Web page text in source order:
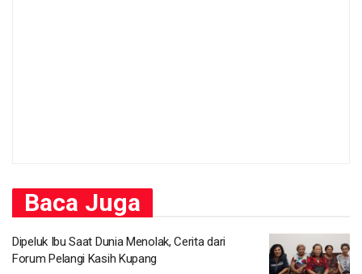
Baca Juga
Dipeluk Ibu Saat Dunia Menolak, Cerita dari
Forum Pelangi Kasih Kupang